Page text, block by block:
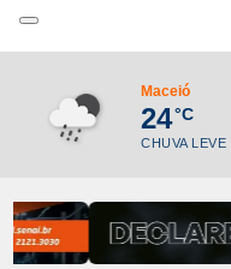
Maceió
24°C
CHUVA LEVE